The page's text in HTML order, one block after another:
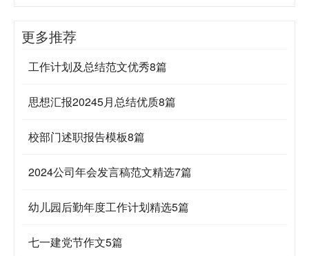
更多推荐
工作计划及总结范文优秀8篇
思想汇报20245月总结优质8篇
校部门述职报告模板8篇
2024公司年会发言稿范文精选7篇
幼儿园后勤年度工作计划精选5篇
七一建党节作文5篇